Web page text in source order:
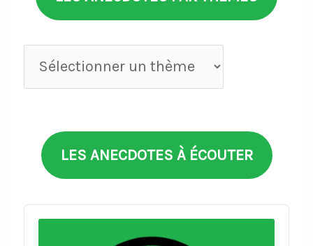
Anecdotes
par
LES ANECDOTES À ÉCOUTER
Audio
Player